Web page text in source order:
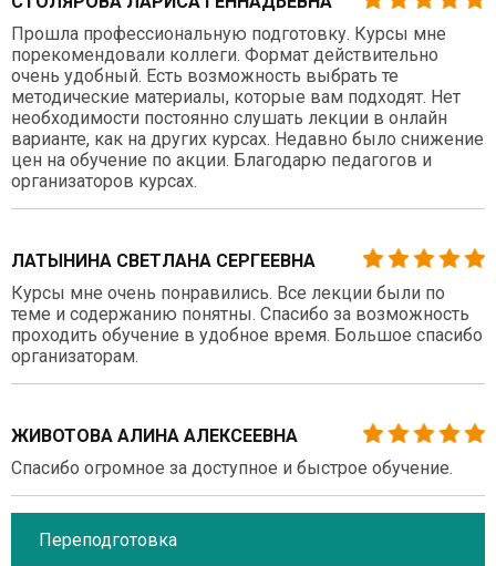
Прошла профессиональную подготовку. Курсы мне
порекомендовали коллеги. Формат действительно
очень удобный. Есть возможность выбрать те
методические материалы, которые вам подходят. Нет
необходимости постоянно слушать лекции в онлайн
варианте, как на других курсах. Недавно было снижение
цен на обучение по акции. Благодарю педагогов и
организаторов курсах.
ЛАТЫНИНА СВЕТЛАНА СЕРГЕЕВНА
Курсы мне очень понравились. Все лекции были по
теме и содержанию понятны. Спасибо за возможность
проходить обучение в удобное время. Большое спасибо
организаторам.
ЖИВОТОВА АЛИНА АЛЕКСЕЕВНА
Спасибо огромное за доступное и быстрое обучение.
Переподготовка